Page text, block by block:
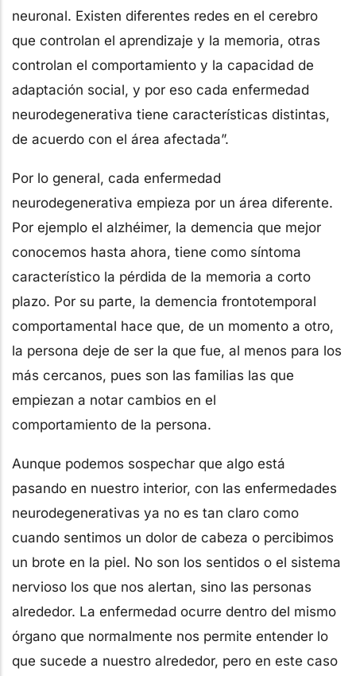
neuronal. Existen diferentes redes en el cerebro
que controlan el aprendizaje y la memoria, otras
controlan el comportamiento y la capacidad de
adaptación social, y por eso cada enfermedad
neurodegenerativa tiene características distintas,
de acuerdo con el área afectada”.
Por lo general, cada enfermedad
neurodegenerativa empieza por un área diferente.
Por ejemplo el alzhéimer, la demencia que mejor
conocemos hasta ahora, tiene como síntoma
característico la pérdida de la memoria a corto
plazo. Por su parte, la demencia frontotemporal
comportamental hace que, de un momento a otro,
la persona deje de ser la que fue, al menos para los
más cercanos, pues son las familias las que
empiezan a notar cambios en el
comportamiento de la persona.
Aunque podemos sospechar que algo está
pasando en nuestro interior, con las enfermedades
neurodegenerativas ya no es tan claro como
cuando sentimos un dolor de cabeza o percibimos
un brote en la piel. No son los sentidos o el sistema
nervioso los que nos alertan, sino las personas
alrededor. La enfermedad ocurre dentro del mismo
órgano que normalmente nos permite entender lo
que sucede a nuestro alrededor, pero en este caso